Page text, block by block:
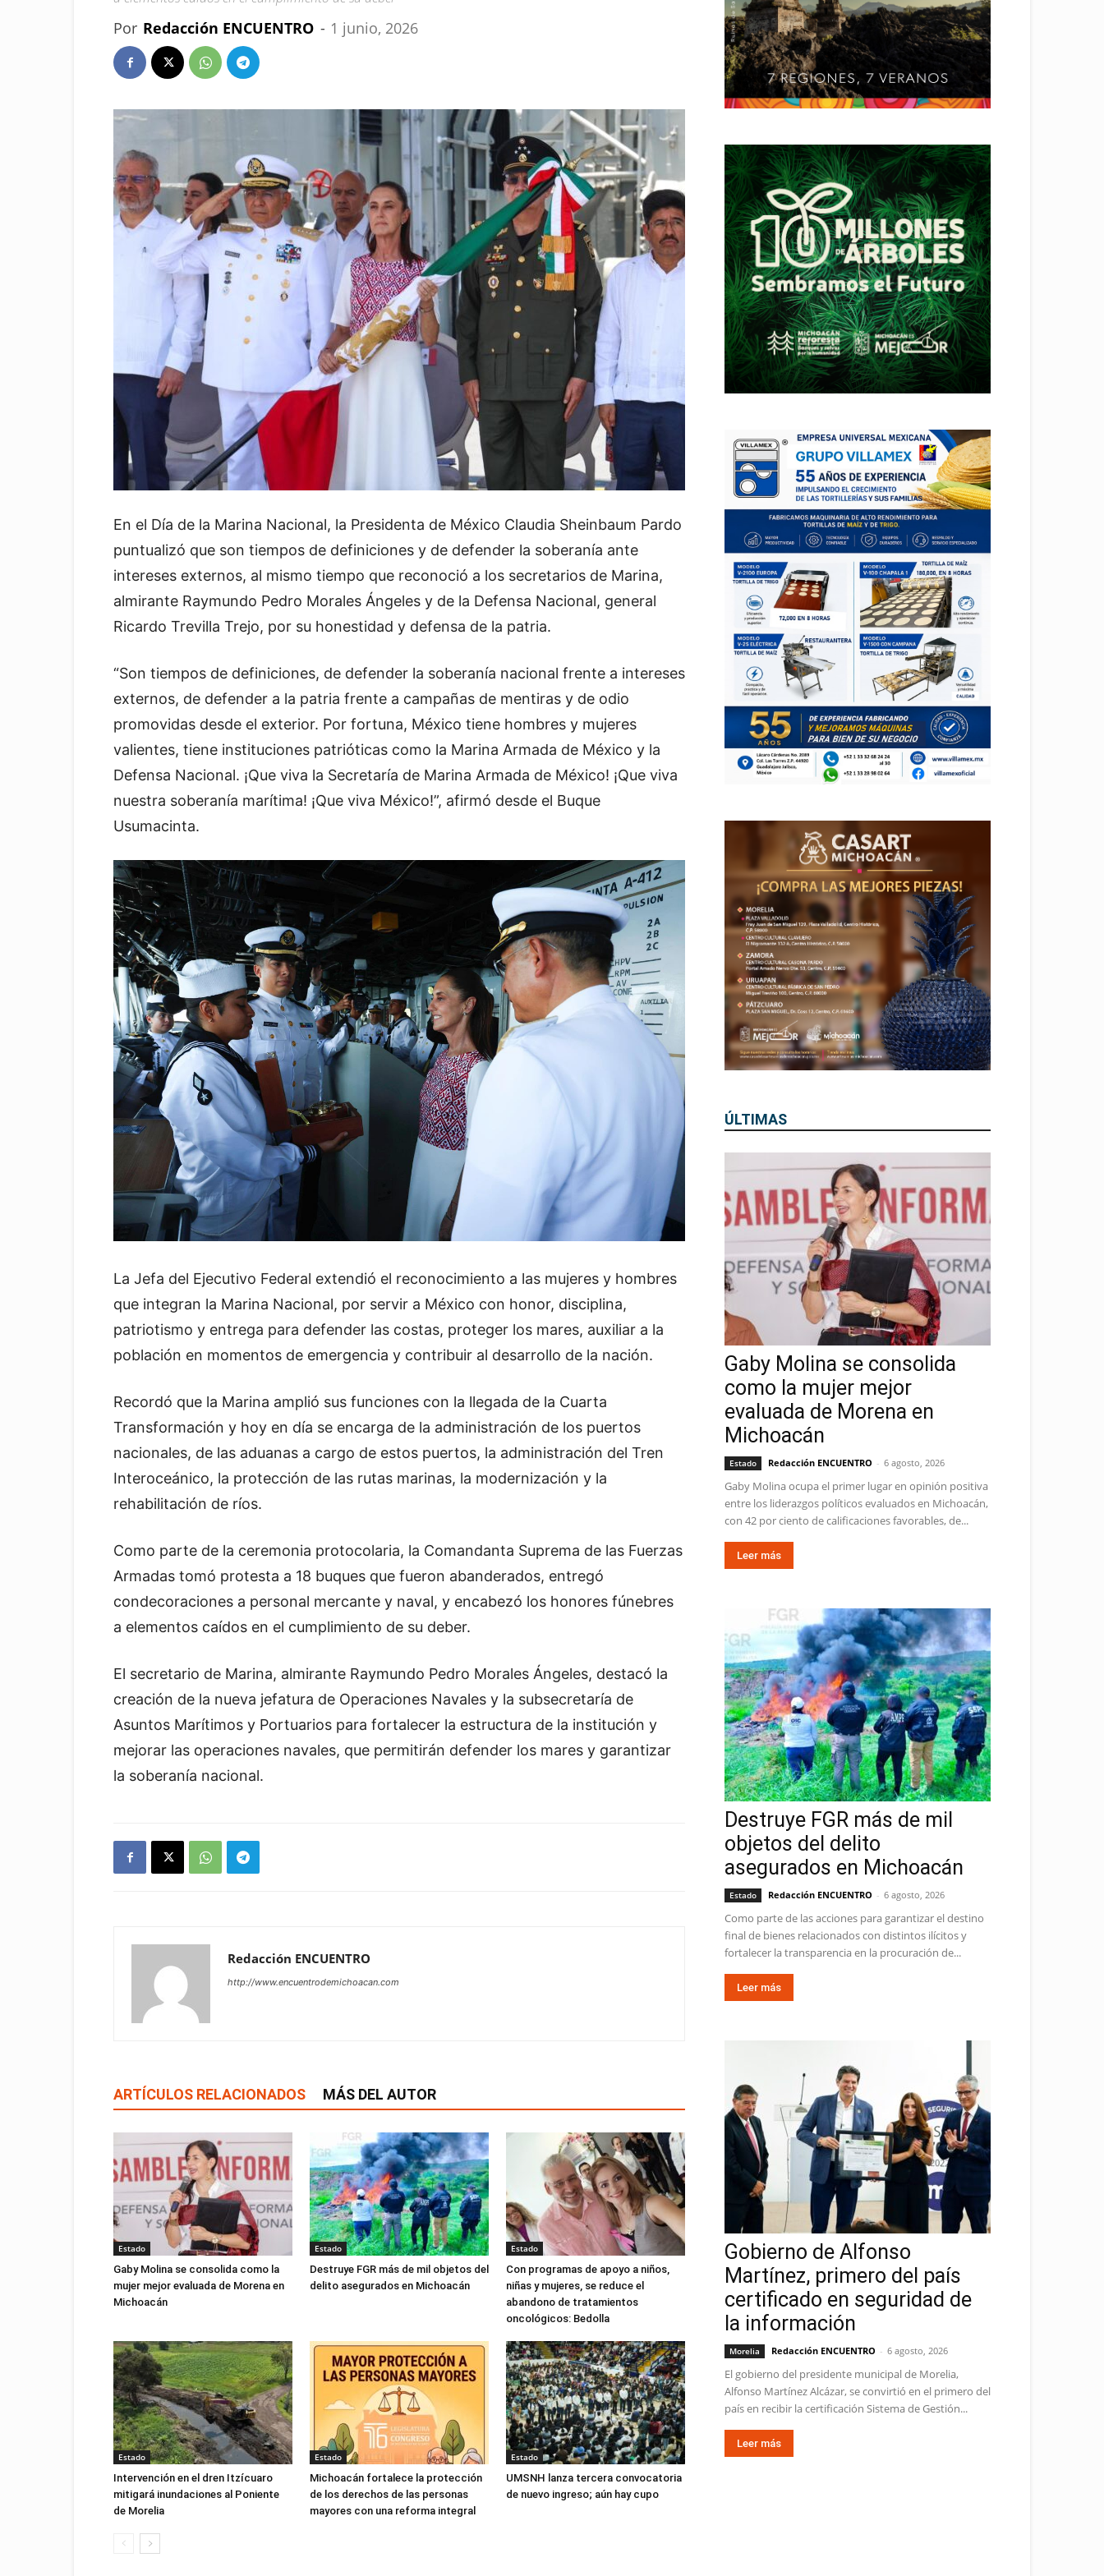
Por Redacción ENCUENTRO - 1 junio, 2026
En el Día de la Marina Nacional, la Presidenta de México Claudia Sheinbaum Pardo
puntualizó que son tiempos de definiciones y de defender la soberanía ante
intereses externos, al mismo tiempo que reconoció a los secretarios de Marina,
almirante Raymundo Pedro Morales Ángeles y de la Defensa Nacional, general
Ricardo Trevilla Trejo, por su honestidad y defensa de la patria.
“Son tiempos de definiciones, de defender la soberanía nacional frente a intereses
externos, de defender a la patria frente a campañas de mentiras y de odio
promovidas desde el exterior. Por fortuna, México tiene hombres y mujeres
valientes, tiene instituciones patrióticas como la Marina Armada de México y la
Defensa Nacional. ¡Que viva la Secretaría de Marina Armada de México! ¡Que viva
nuestra soberanía marítima! ¡Que viva México!”, afirmó desde el Buque
Usumacinta.
La Jefa del Ejecutivo Federal extendió el reconocimiento a las mujeres y hombres
que integran la Marina Nacional, por servir a México con honor, disciplina,
patriotismo y entrega para defender las costas, proteger los mares, auxiliar a la
población en momentos de emergencia y contribuir al desarrollo de la nación.
Recordó que la Marina amplió sus funciones con la llegada de la Cuarta
Transformación y hoy en día se encarga de la administración de los puertos
nacionales, de las aduanas a cargo de estos puertos, la administración del Tren
Interoceánico, la protección de las rutas marinas, la modernización y la
rehabilitación de ríos.
Como parte de la ceremonia protocolaria, la Comandanta Suprema de las Fuerzas
Armadas tomó protesta a 18 buques que fueron abanderados, entregó
condecoraciones a personal mercante y naval, y encabezó los honores fúnebres
a elementos caídos en el cumplimiento de su deber.
El secretario de Marina, almirante Raymundo Pedro Morales Ángeles, destacó la
creación de la nueva jefatura de Operaciones Navales y la subsecretaría de
Asuntos Marítimos y Portuarios para fortalecer la estructura de la institución y
mejorar las operaciones navales, que permitirán defender los mares y garantizar
la soberanía nacional.
Redacción ENCUENTRO
http://www.encuentrodemichoacan.com
ARTÍCULOS RELACIONADOS MÁS DEL AUTOR
Estado
Gaby Molina se consolida como la
mujer mejor evaluada de Morena en
Michoacán
Estado
Destruye FGR más de mil objetos del
delito asegurados en Michoacán
Estado
Con programas de apoyo a niños,
niñas y mujeres, se reduce el
abandono de tratamientos
oncológicos: Bedolla
Estado
Intervención en el dren Itzícuaro
mitigará inundaciones al Poniente
de Morelia
Estado
Michoacán fortalece la protección
de los derechos de las personas
mayores con una reforma integral
Estado
UMSNH lanza tercera convocatoria
de nuevo ingreso; aún hay cupo
ÚLTIMAS
Gaby Molina se consolida
como la mujer mejor
evaluada de Morena en
Michoacán
Estado Redacción ENCUENTRO - 6 agosto, 2026
Gaby Molina ocupa el primer lugar en opinión positiva
entre los liderazgos políticos evaluados en Michoacán,
con 42 por ciento de calificaciones favorables, de...
Leer más
Destruye FGR más de mil
objetos del delito
asegurados en Michoacán
Estado Redacción ENCUENTRO - 6 agosto, 2026
Como parte de las acciones para garantizar el destino
final de bienes relacionados con distintos ilícitos y
fortalecer la transparencia en la procuración de...
Leer más
Gobierno de Alfonso
Martínez, primero del país
certificado en seguridad de
la información
Morelia Redacción ENCUENTRO - 6 agosto, 2026
El gobierno del presidente municipal de Morelia,
Alfonso Martínez Alcázar, se convirtió en el primero del
país en recibir la certificación Sistema de Gestión...
Leer más